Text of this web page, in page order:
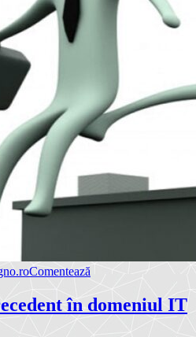
Comentează
în domeniul IT